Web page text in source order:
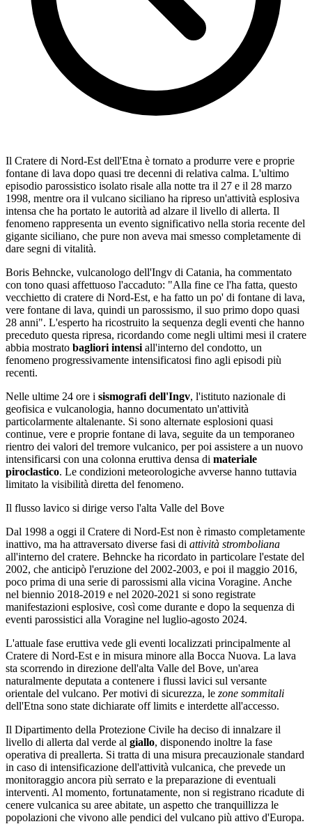
Il Cratere di Nord-Est dell'Etna è tornato a produrre vere e proprie
fontane di lava dopo quasi tre decenni di relativa calma. L'ultimo
episodio parossistico isolato risale alla notte tra il 27 e il 28 marzo
1998, mentre ora il vulcano siciliano ha ripreso un'attività esplosiva
intensa che ha portato le autorità ad alzare il livello di allerta. Il
fenomeno rappresenta un evento significativo nella storia recente del
gigante siciliano, che pure non aveva mai smesso completamente di
dare segni di vitalità.
Boris Behncke, vulcanologo dell'Ingv di Catania, ha commentato
con tono quasi affettuoso l'accaduto: "Alla fine ce l'ha fatta, questo
vecchietto di cratere di Nord-Est, e ha fatto un po' di fontane di lava,
vere fontane di lava, quindi un parossismo, il suo primo dopo quasi
28 anni". L'esperto ha ricostruito la sequenza degli eventi che hanno
preceduto questa ripresa, ricordando come negli ultimi mesi il cratere
abbia mostrato bagliori intensi all'interno del condotto, un
fenomeno progressivamente intensificatosi fino agli episodi più
recenti.
Nelle ultime 24 ore i sismografi dell'Ingv, l'istituto nazionale di
geofisica e vulcanologia, hanno documentato un'attività
particolarmente altalenante. Si sono alternate esplosioni quasi
continue, vere e proprie fontane di lava, seguite da un temporaneo
rientro dei valori del tremore vulcanico, per poi assistere a un nuovo
intensificarsi con una colonna eruttiva densa di materiale
piroclastico. Le condizioni meteorologiche avverse hanno tuttavia
limitato la visibilità diretta del fenomeno.
Il flusso lavico si dirige verso l'alta Valle del Bove
Dal 1998 a oggi il Cratere di Nord-Est non è rimasto completamente
inattivo, ma ha attraversato diverse fasi di attività stromboliana
all'interno del cratere. Behncke ha ricordato in particolare l'estate del
2002, che anticipò l'eruzione del 2002-2003, e poi il maggio 2016,
poco prima di una serie di parossismi alla vicina Voragine. Anche
nel biennio 2018-2019 e nel 2020-2021 si sono registrate
manifestazioni esplosive, così come durante e dopo la sequenza di
eventi parossistici alla Voragine nel luglio-agosto 2024.
L'attuale fase eruttiva vede gli eventi localizzati principalmente al
Cratere di Nord-Est e in misura minore alla Bocca Nuova. La lava
sta scorrendo in direzione dell'alta Valle del Bove, un'area
naturalmente deputata a contenere i flussi lavici sul versante
orientale del vulcano. Per motivi di sicurezza, le zone sommitali
dell'Etna sono state dichiarate off limits e interdette all'accesso.
Il Dipartimento della Protezione Civile ha deciso di innalzare il
livello di allerta dal verde al giallo, disponendo inoltre la fase
operativa di preallerta. Si tratta di una misura precauzionale standard
in caso di intensificazione dell'attività vulcanica, che prevede un
monitoraggio ancora più serrato e la preparazione di eventuali
interventi. Al momento, fortunatamente, non si registrano ricadute di
cenere vulcanica su aree abitate, un aspetto che tranquillizza le
popolazioni che vivono alle pendici del vulcano più attivo d'Europa.